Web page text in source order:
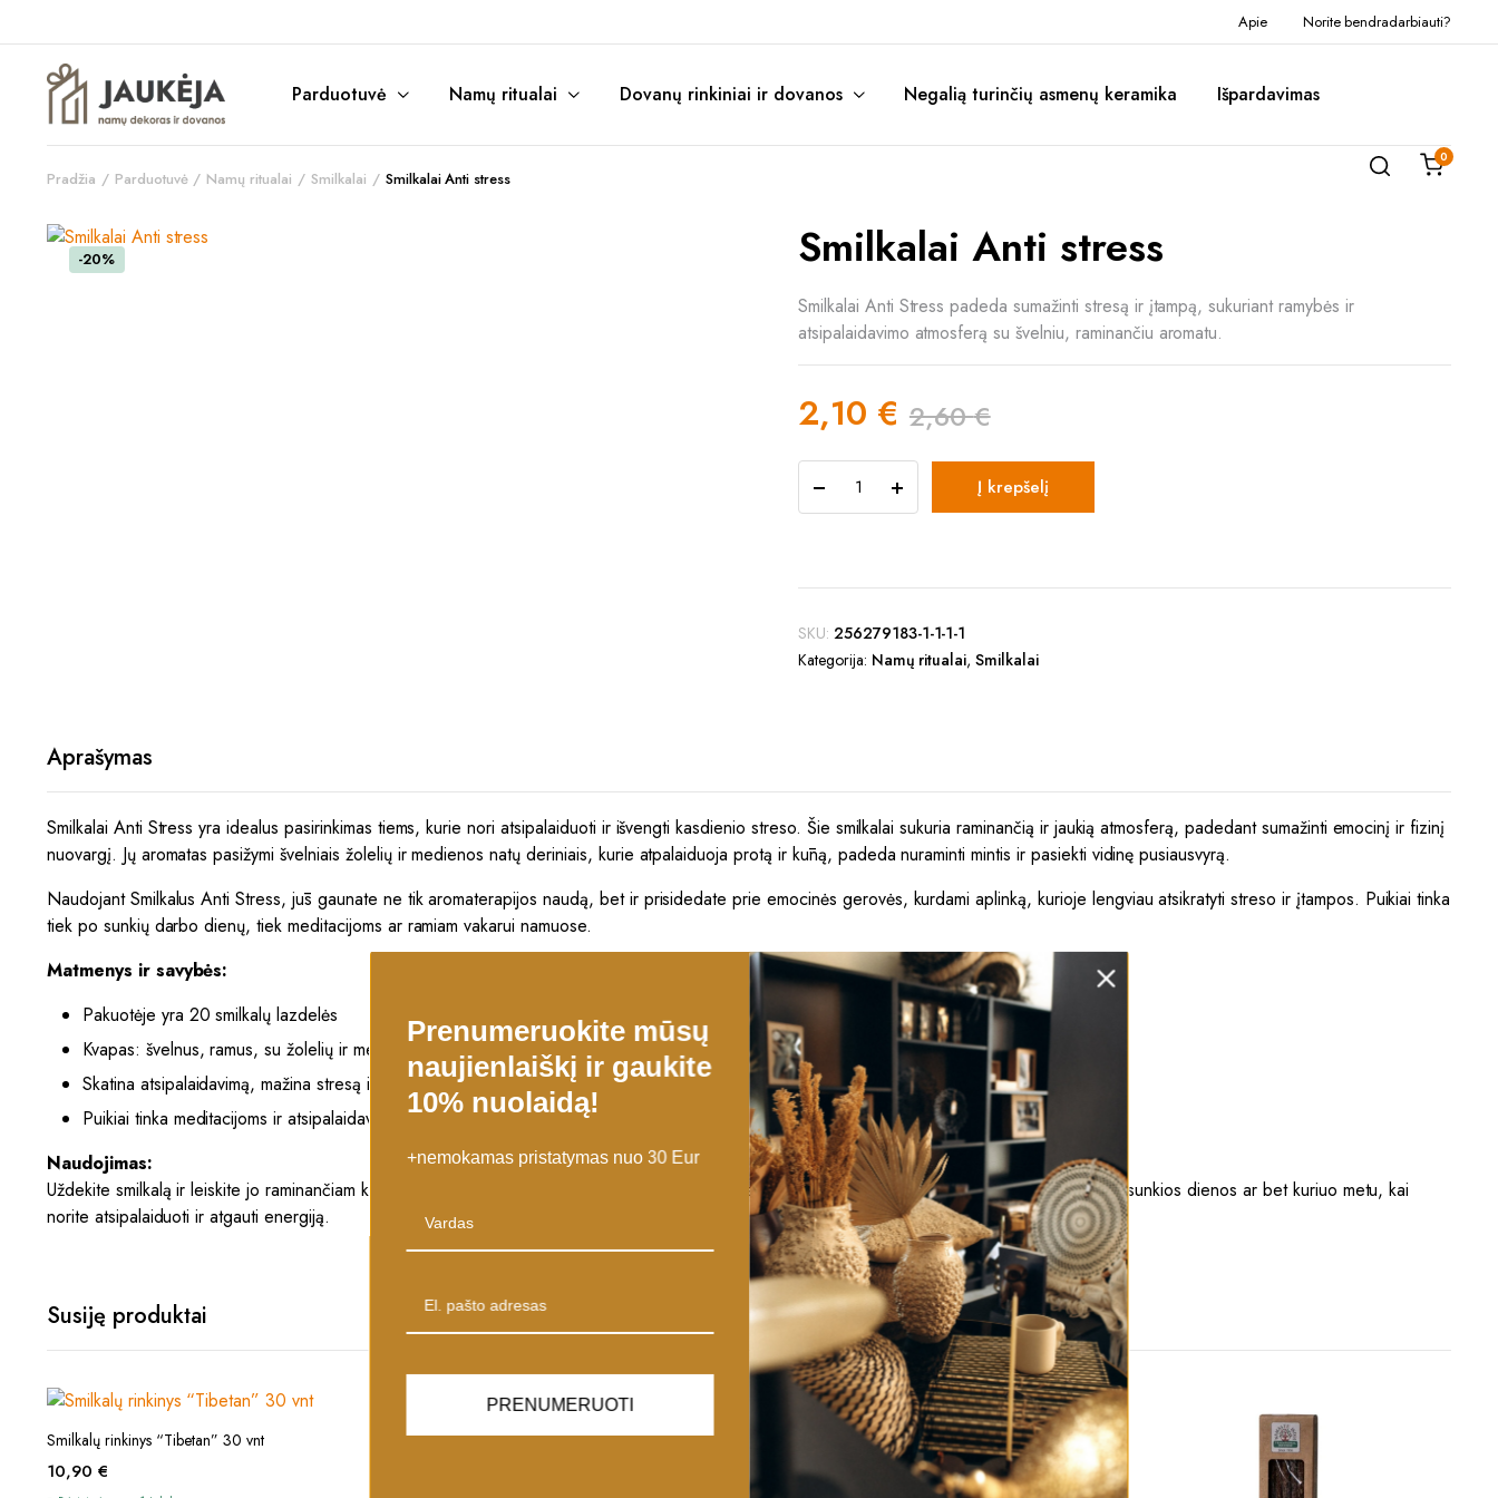
Apie Norite bendradarbiauti?
Parduotuvė Namų ritualai Dovanų rinkiniai ir dovanos Negalią turinčių asmenų keramika Išpardavimas
0
Pradžia Parduotuvė Namų ritualai Smilkalai Smilkalai Anti stress
-20% Smilkalai Anti stress
Smilkalai Anti Stress padeda sumažinti stresą ir įtampą, sukuriant ramybės ir
atsipalaidavimo atmosferą su švelniu, raminančiu aromatu.
2,60€
Original
price
2,10 €
Current
price
stress
Į krepšelį
SKU: 256279183-1-1-1-1
Kategorija: Namų ritualai,Smilkalai
Aprašymas
Smilkalai Anti Stress yra idealus pasirinkimas tiems, kurie nori atsipalaiduoti ir išvengti kasdienio streso. Šie smilkalai sukuria raminančią ir jaukią atmosferą, padedant sumažinti emocinį ir fizinį
nuovargį. Jų aromatas pasižymi švelniais žolelių ir medienos natų deriniais, kurie atpalaiduoja protą ir kūną, padeda nuraminti mintis ir pasiekti vidinę pusiausvyrą.
Naudojant Smilkalus Anti Stress, jūs gaunate ne tik aromaterapijos naudą, bet ir prisidedate prie emocinės gerovės, kurdami aplinką, kurioje lengviau atsikratyti streso ir įtampos. Puikiai tinka
tiek po sunkių darbo dienų, tiek meditacijoms ar ramiam vakarui namuose.
Matmenys ir savybės:
Pakuotėje yra 20 smilkalų lazdelės
Kvapas: švelnus, ramus, su žolelių ir medienos natomis
Skatina atsipalaidavimą, mažina stresą ir įtampą
Puikiai tinka meditacijoms ir atsipalaidavimui
Naudojimas:
Uždekite smilkalą ir leiskite jo raminančiam kvapui užpildyti erdvę. Smilkalai Anti Stress padeda sukurti harmoniją ir ramybę, puikiai tinka naudoti po sunkios dienos ar bet kuriuo metu, kai
norite atsipalaiduoti ir atgauti energiją.
Susiję produktai
PASIRINKTI SAVYBES
This
product
has
Smilkalų rinkinys “Tibetan” 30 vnt
10,90 €
IŠPARDUOTA
Prenumeruokite mūsų
naujienlaiškį ir gaukite
10% nuolaidą!
+nemokamas pristatymas nuo 30 Eur
PRENUMERUOTI